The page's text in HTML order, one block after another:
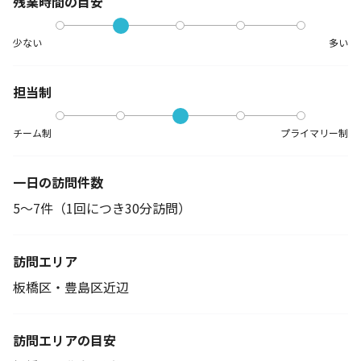
少ない 多い
担当制
チーム制 プライマリー制
一日の訪問件数
5～7件（1回につき30分訪問）
訪問エリア
板橋区・豊島区近辺
訪問エリアの目安